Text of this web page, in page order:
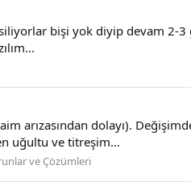
siliyorlar bişi yok diyip devam 2-
arızasından dolayı).
uğultu ve titreşim...
ve Çözümleri